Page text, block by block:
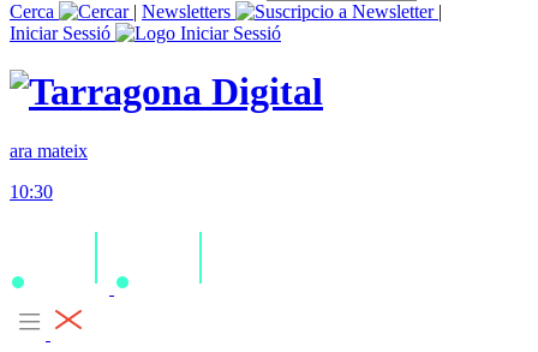
Cerca
| Newsletters
|
Iniciar Sessió
ara mateix
10:30